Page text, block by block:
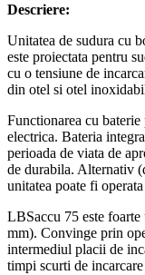
Descriere:
Unitatea de sudura cu
este proiectata pentru
cu o tensiune de
din otel si otel
Functionarea cu
electrica. Bateria
perioada de viata de
de durabila. Alternativ
unitatea poate fi
LBSaccu 75 este
mm). Convinge prin
intermediul placii de
timpi scurti de